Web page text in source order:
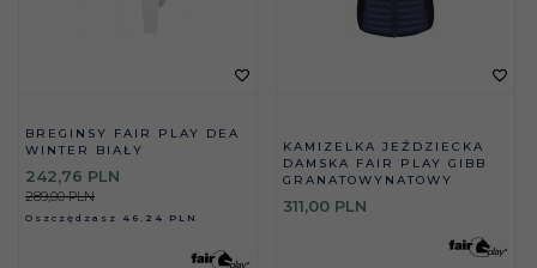
BREGINSY FAIR PLAY DEA
WINTER BIAŁY
242,76 PLN
289,00 PLN
Oszczędzasz 46.24 PLN
KAMIZELKA JEŹDZIECKA
DAMSKA FAIR PLAY GIBB
GRANATOWYNATOWY
311,00 PLN